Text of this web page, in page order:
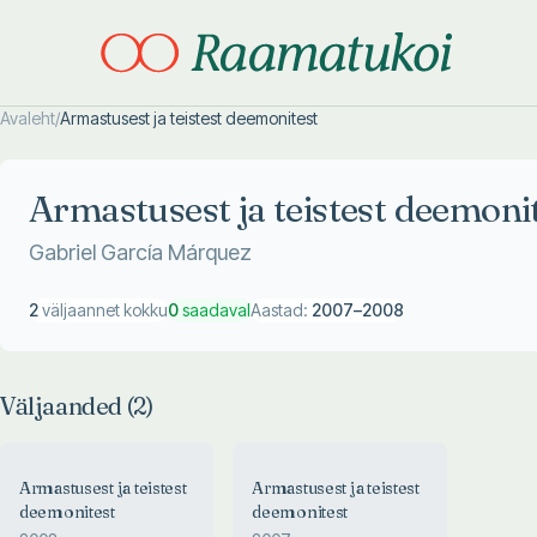
Avaleht/Armastusest ja teistest deemonitest
Armastusest ja teistest
Gabriel García Márquez
2väljaannet kokku0saadavalAastad: 2007–2008
Väljaanded (2)
Armastusest ja teistest
deemonitest
Armastusest ja teistest
deemonitest